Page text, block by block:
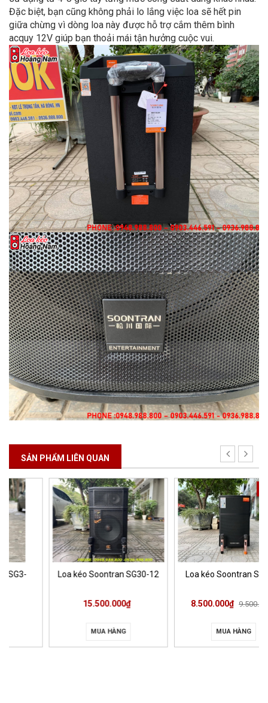
Đặc biệt, bạn cũng không phải lo lắng việc loa sẽ hết pin
giữa chừng vì dòng loa này được hỗ trợ cắm thêm bình
acquy 12V giúp bạn thoải mái tận hưởng cuộc vui.
SẢN PHẨM LIÊN QUAN
Loa kéo Soontran SG30-12
15.500.000₫
- 11%
Loa kéo Soontran SG3-15
8.500.000₫ 9.500.000₫